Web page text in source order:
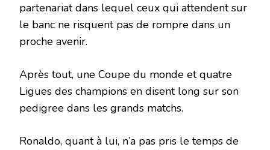
partenariat dans lequel ceux qui attendent sur
le banc ne risquent pas de rompre dans un
proche avenir.
Après tout, une Coupe du monde et quatre
Ligues des champions en disent long sur son
pedigree dans les grands matchs.
Ronaldo, quant à lui, n’a pas pris le temps de